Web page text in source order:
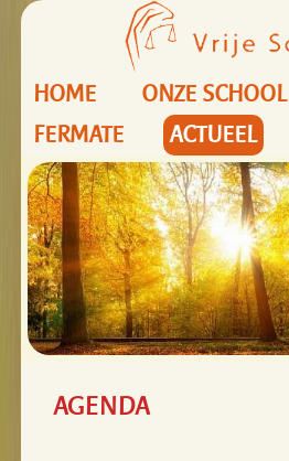
HOME ONZE SCHOOL
FERMATE
ACTUEEL
AGENDA